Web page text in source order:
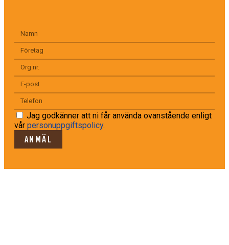
Jag godkänner att ni får använda ovanstående enligt
vår personuppgiftspolicy.
ANMÄL